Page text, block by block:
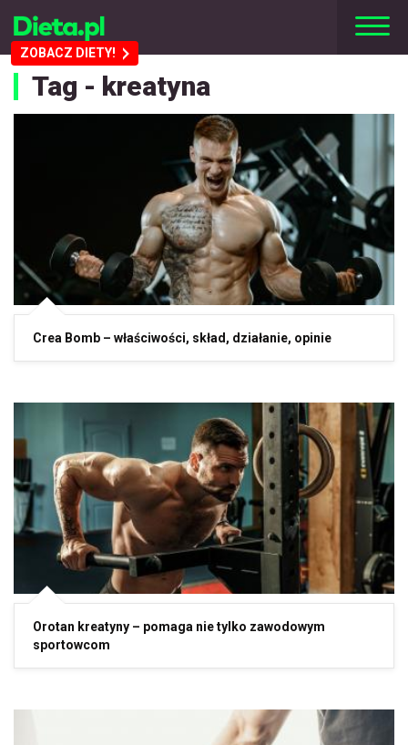
ZOBACZ DIETY!
Tag - kreatyna
Crea Bomb – właściwości, skład, działanie, opinie
Orotan kreatyny – pomaga nie tylko zawodowym
sportowcom